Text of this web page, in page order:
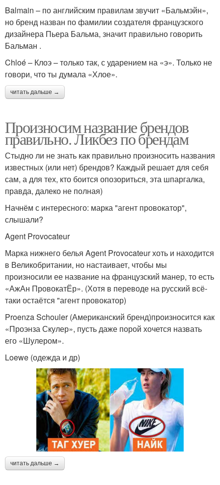
Balmain – по английским правилам звучит «Бальмэйн»,
но бренд назван по фамилии создателя французского
дизайнера Пьера Бальма, значит правильно говорить
Бальман .
Chloé – Клоэ – только так, с ударением на «э». Только не
говори, что ты думала «Хлое».
читать дальше →
Произносим название брендов
правильно. Ликбез по брендам
Стыдно ли не знать как правильно произносить названия
известных (или нет) брендов? Каждый решает для себя
сам, а для тех, кто боится опозориться, эта шпаргалка,
правда, далеко не полная)
Начнём с интересного: марка "агент провокатор",
слышали?
Agent Provocateur
Марка нижнего белья Agent Provocateur хоть и находится
в Великобритании, но настаивает, чтобы мы
произносили ее название на французский манер, то есть
«АжАн ПровокатЁр». (Хотя в переводе на русский всё-
таки остаётся "агент провокатор)
Proenza Schouler (Американский бренд)произносится как
«Проэнза Скулер», пусть даже порой хочется назвать
его «Шулером».
Loewe (одежда и др)
читать дальше →